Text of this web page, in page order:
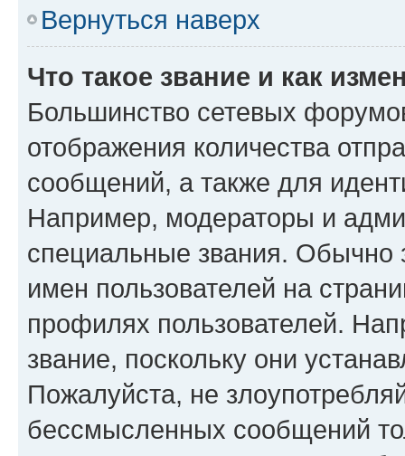
Вернуться наверх
Что такое звание и как
Большинство сетевых
отображения количества
сообщений, а также для
Например, модераторы и
специальные звания. Обычно
имен пользователей на
профилях пользователей.
звание, поскольку они
Пожалуйста, не
бессмысленных сообщений